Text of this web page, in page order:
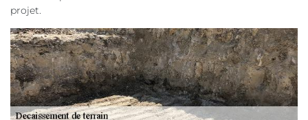
projet.